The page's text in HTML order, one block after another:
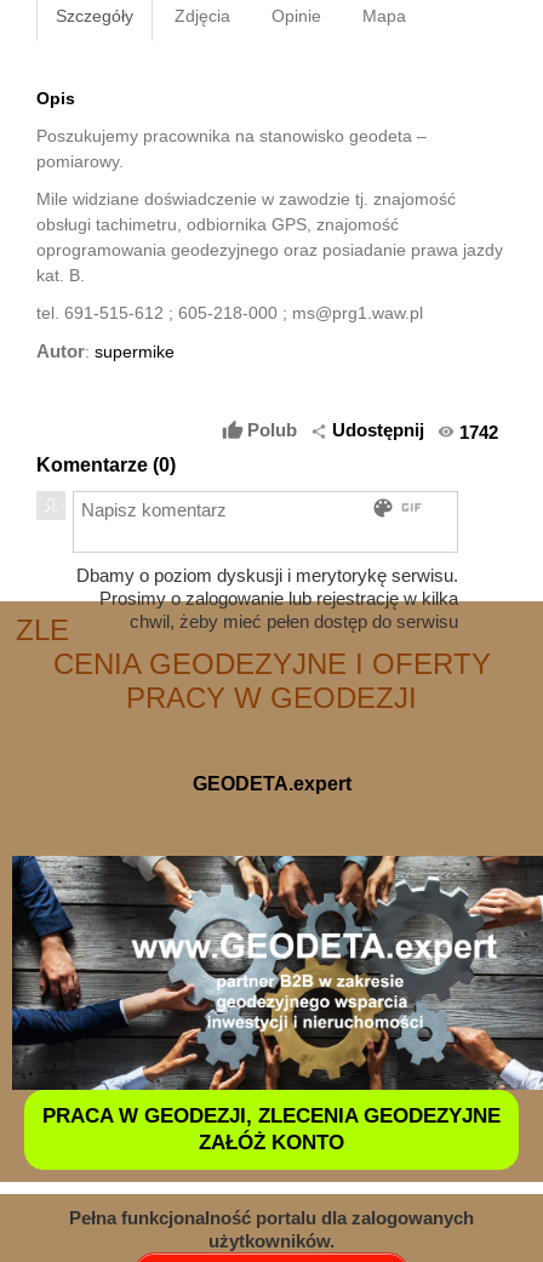
Szczegóły Zdjęcia Opinie Mapa
Opis
Poszukujemy pracownika na stanowisko geodeta –
pomiarowy.
Mile widziane doświadczenie w zawodzie tj. znajomość
obsługi tachimetru, odbiornika GPS, znajomość
oprogramowania geodezyjnego oraz posiadanie prawa jazdy
kat. B.
tel. 691-515-612 ; 605-218-000 ; ms@prg1.waw.pl
Autor: supermike
thumb_up Polub share Udostępnij remove_red_eye 1742
Komentarze (0)
gif
color_lens
Dbamy o poziom dyskusji i merytorykę serwisu.
Prosimy o zalogowanie lub rejestrację w kilka
chwil, żeby mieć pełen dostęp do serwisu
ZLE
CENIA GEODEZYJNE I OFERTY
PRACY W GEODEZJI
GEODETA.expert
PRACA W GEODEZJI, ZLECENIA GEODEZYJNE
ZAŁÓŻ KONTO
Pełna funkcjonalność portalu dla zalogowanych
użytkowników.